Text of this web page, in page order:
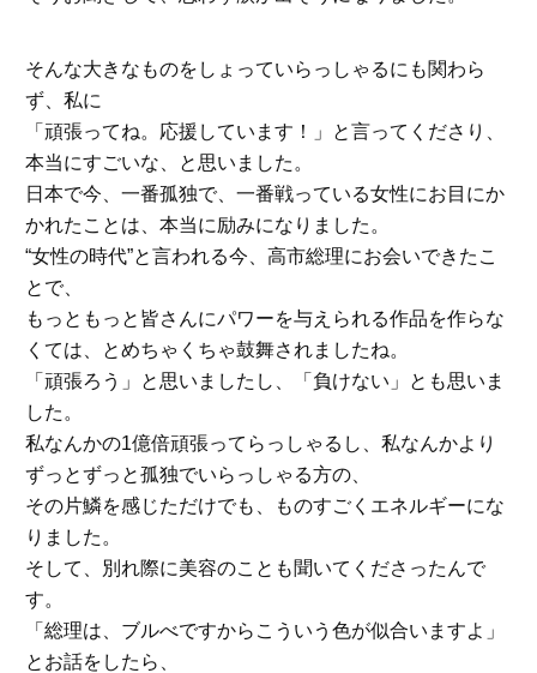
そんな大きなものをしょっていらっしゃるにも関わら
ず、私に
「頑張ってね。応援しています！」と言ってくださり、
本当にすごいな、と思いました。
日本で今、一番孤独で、一番戦っている女性にお目にか
かれたことは、本当に励みになりました。
“女性の時代”と言われる今、高市総理にお会いできたこ
とで、
もっともっと皆さんにパワーを与えられる作品を作らな
くては、とめちゃくちゃ鼓舞されましたね。
「頑張ろう」と思いましたし、「負けない」とも思いま
した。
私なんかの1億倍頑張ってらっしゃるし、私なんかより
ずっとずっと孤独でいらっしゃる方の、
その片鱗を感じただけでも、ものすごくエネルギーにな
りました。
そして、別れ際に美容のことも聞いてくださったんで
す。
「総理は、ブルべですからこういう色が似合いますよ」
とお話をしたら、